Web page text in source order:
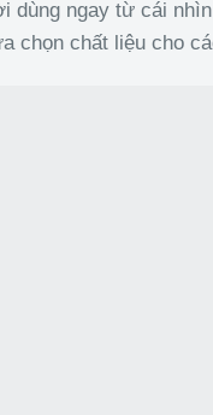
dùng ngay từ cái
chọn chất liệu cho